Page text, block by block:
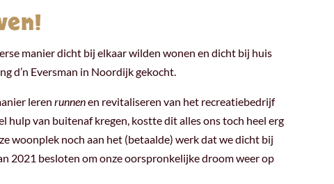
manier dicht bij elkaar wilden wonen en dicht bij huis
d’n Eversman in Noordijk gekocht.
lerenrunnenen revitaliseren van het recreatiebedrijf
van buitenaf kregen, kostte dit alles ons toch heel erg
woonplek noch aan het (betaalde) werk dat we dicht bij
2021 besloten om onze oorspronkelijke droom weer op